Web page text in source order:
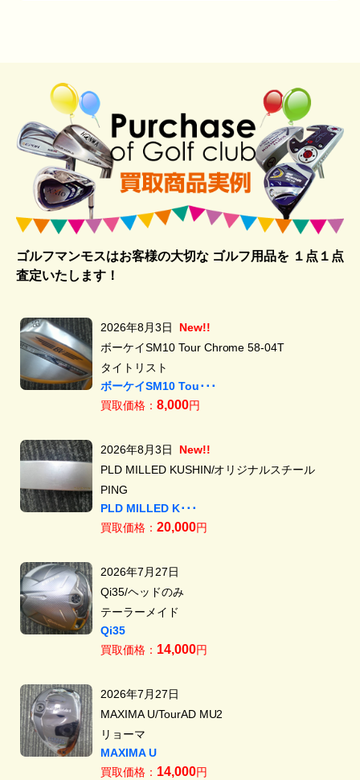
ゴルフマンモスはお客様の大切な ゴルフ用品を１点１点
査定いたします！
2026年8月3日
New!!
ボーケイSM10 Tour Chrome 58-04T
タイトリスト
ボーケイSM10 Tou･･･
買取価格： 8,000円
2026年8月3日
New!!
PLD MILLED KUSHIN/オリジナルスチール
PING
PLD MILLED K･･･
買取価格： 20,000円
2026年7月27日
Qi35/ヘッドのみ
テーラーメイド
Qi35
買取価格： 14,000円
2026年7月27日
MAXIMA U/TourAD MU2
リョーマ
MAXIMA U
買取価格： 14,000円